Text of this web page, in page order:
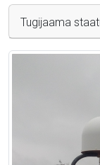
Tugijaama